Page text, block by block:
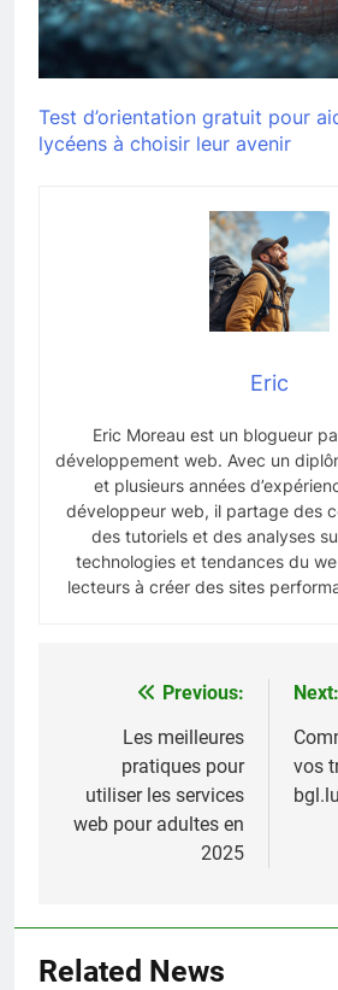
Test d’orientation gratuit pour
lycéens à choisir leur avenir
Eric
Eric Moreau est un blogueur
développement web. Avec un
et plusieurs années
développeur web, il partage des
des tutoriels et des analyses
technologies et tendances du
lecteurs à créer des sites
Navigation
l’article
Previous:
Les meilleures
pratiques pour
utiliser les services
web pour adultes en
2025
Next:
vos
Related News